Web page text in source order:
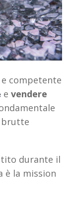
competente
e vendere
brutte
durante il
è la mission